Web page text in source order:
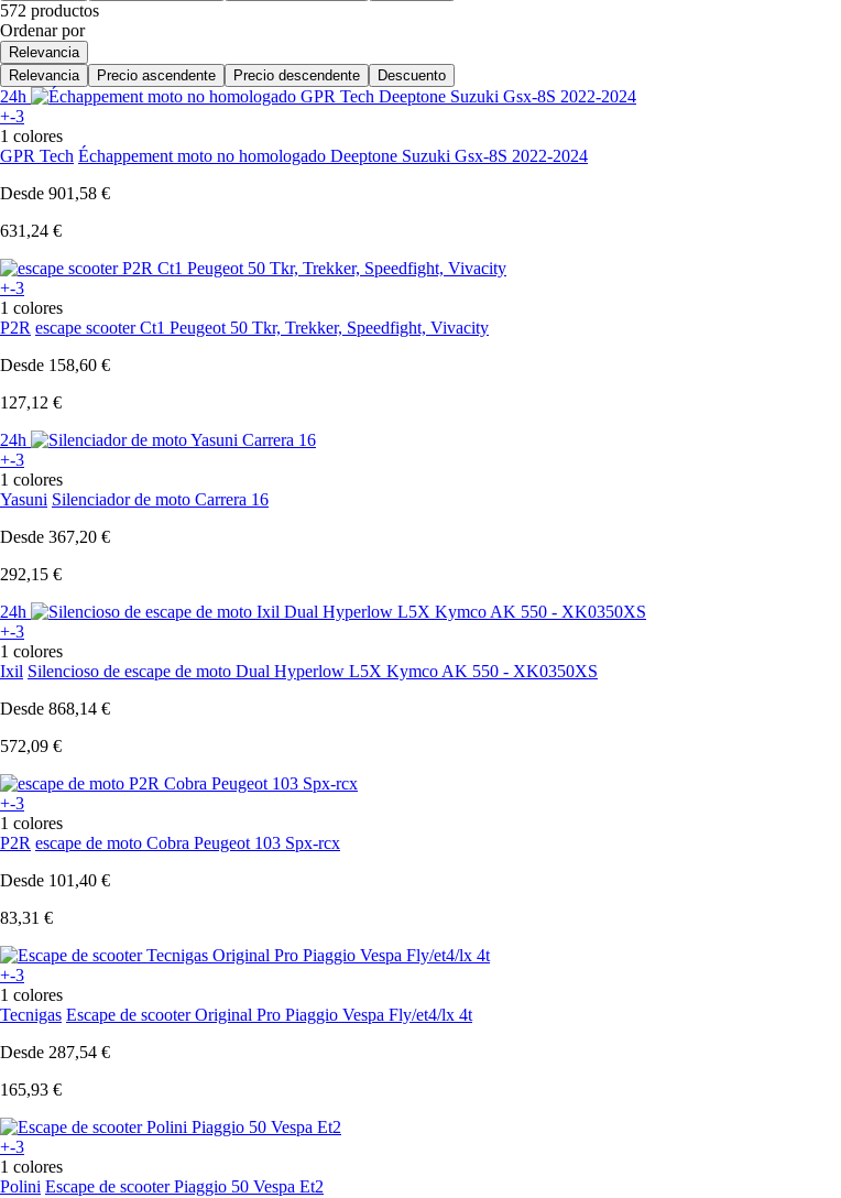
572 productos
Ordenar por
Relevancia
Relevancia
Precio ascendente Precio descendente Descuento
24h
+-3
1 colores
GPR Tech Échappement moto no homologado Deeptone Suzuki Gsx-8S 2022-2024
Desde 901,58 €
631,24 €
+-3
1 colores
P2R escape scooter Ct1 Peugeot 50 Tkr, Trekker, Speedfight, Vivacity
Desde 158,60 €
127,12 €
24h
+-3
1 colores
Yasuni Silenciador de moto Carrera 16
Desde 367,20 €
292,15 €
24h
+-3
1 colores
Ixil Silencioso de escape de moto Dual Hyperlow L5X Kymco AK 550 - XK0350XS
Desde 868,14 €
572,09 €
+-3
1 colores
P2R escape de moto Cobra Peugeot 103 Spx-rcx
Desde 101,40 €
83,31 €
+-3
1 colores
Tecnigas Escape de scooter Original Pro Piaggio Vespa Fly/et4/lx 4t
Desde 287,54 €
165,93 €
+-3
1 colores
Polini Escape de scooter Piaggio 50 Vespa Et2